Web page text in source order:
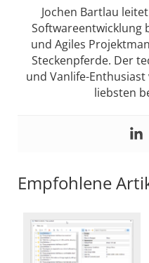
Jochen Bartlau
Softwareentwicklung
und Agiles
Steckenpferde. Der
und Vanlife-
liebsten
Empfohlene